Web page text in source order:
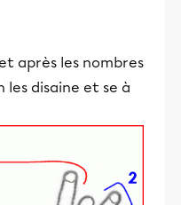
après les nombres
les disaine et se à